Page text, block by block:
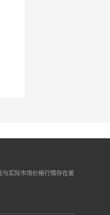
实际市场价格行情存在差